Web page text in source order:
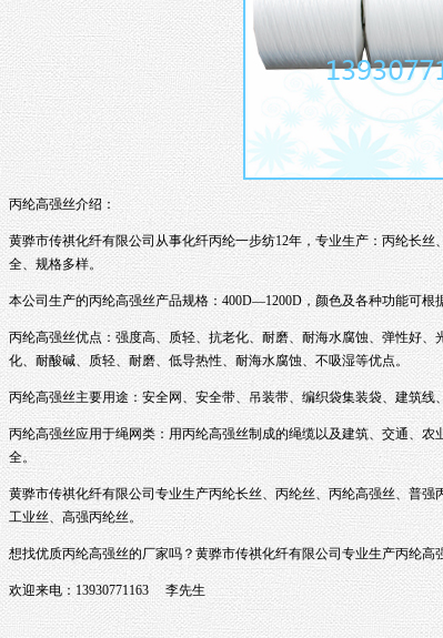
丙纶高强丝介绍：
黄骅市传祺化纤有限公司从事化纤丙纶一步纺12年，专业生产：丙纶长丝
全、规格多样。
本公司生产的丙纶高强丝产品规格：400D—1200D，颜色及各种功能可根
丙纶高强丝优点：强度高、质轻、抗老化、耐磨、耐海水腐蚀、弹性好
化、耐酸碱、质轻、耐磨、低导热性、耐海水腐蚀、不吸湿等优点。
丙纶高强丝主要用途：安全网、安全带、吊装带、编织袋集装袋、建筑线
丙纶高强丝应用于绳网类：用丙纶高强丝制成的绳缆以及建筑、交通、
全。
黄骅市传祺化纤有限公司 专业生产丙纶长丝、 丙纶丝、丙纶高强丝、 普强
工业丝、 高强丙纶丝。
想找优质丙纶高强丝的厂家吗？黄骅市传祺化纤有限公司专业生产丙纶高
欢迎来电：13930771163 李先生